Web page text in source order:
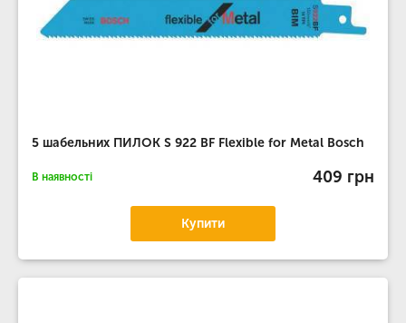
5 шабельних ПИЛОК S 922 BF Flexible for Metal Bosch
В наявності 409 грн
Купити